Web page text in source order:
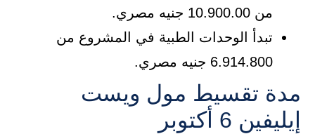
من 10.900.00 جنيه مصري.
تبدأ الوحدات الطبية في المشروع من
6.914.800 جنيه مصري.
مدة تقسيط مول ويست
إيليفين 6 أكتوبر